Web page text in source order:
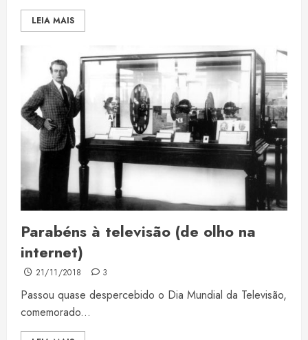
LEIA MAIS
Parabéns à televisão (de olho na
internet)
21/11/2018 3
Passou quase despercebido o Dia Mundial da Televisão,
comemorado...